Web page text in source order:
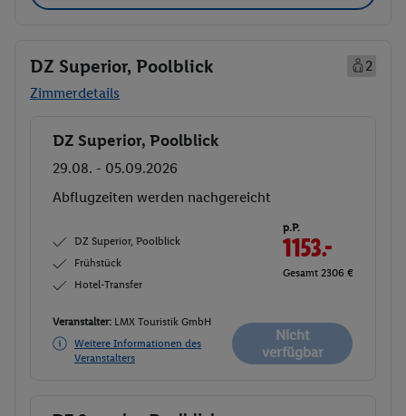
DZ Superior, Poolblick
2
Zimmerdetails
Buchen
DZ Superior, Poolblick
29.08. - 05.09.2026
Abflugzeiten werden nachgereicht
DZ Superior, Poolblick
Frühstück
Hotel-Transfer
p.P.
1153.-
Gesamt 2306 €
Veranstalter: LMX Touristik GmbH
Weitere Informationen des
Veranstalters
Nicht
verfügbar